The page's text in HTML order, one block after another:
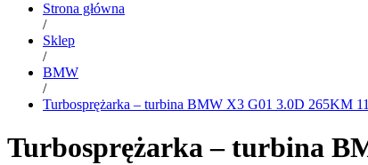
Strona główna
/
Sklep
/
BMW
/
Turbosprężarka – turbina BMW X3 G01 3.0D 265KM
Turbosprężarka – turbina